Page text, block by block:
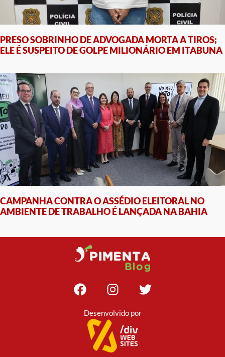
PRESO SOBRINHO DE ADVOGADA MORTA A TIROS;
ELE É SUSPEITO DE GOLPE MILIONÁRIO EM ITABUNA
CAMPANHA CONTRA O ASSÉDIO ELEITORAL NO
AMBIENTE DE TRABALHO É LANÇADA NA BAHIA
Desenvolvido por